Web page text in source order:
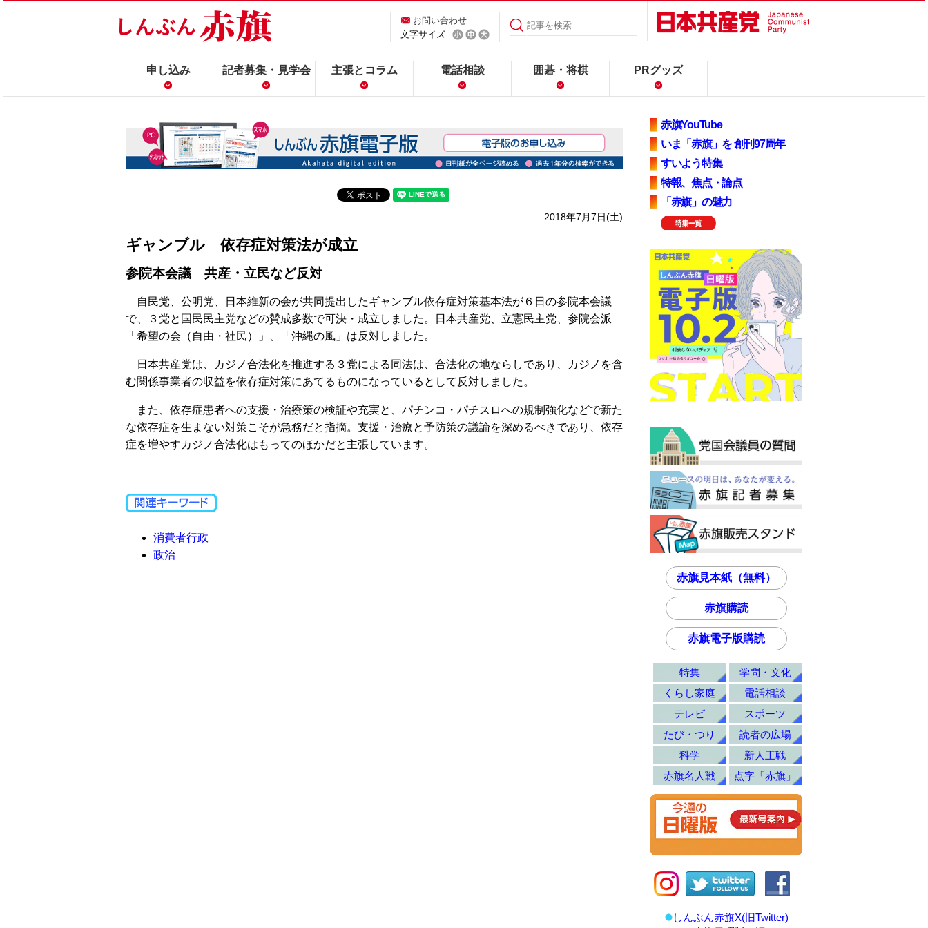
お問い合わせ
文字サイズ
申し込み 記者募集・見学会 主張とコラム 電話相談 囲碁・将棋 PRグッズ
2018年7月7日(土)
ギャンブル 依存症対策法が成立
参院本会議 共産・立民など反対
自民党、公明党、日本維新の会が共同提出したギャンブル依存症対策基本法が６日の参院本会議
で、３党と国民民主党などの賛成多数で可決・成立しました。日本共産党、立憲民主党、参院会派
「希望の会（自由・社民）」、「沖縄の風」は反対しました。
日本共産党は、カジノ合法化を推進する３党による同法は、合法化の地ならしであり、カジノを含
む関係事業者の収益を依存症対策にあてるものになっているとして反対しました。
また、依存症患者への支援・治療策の検証や充実と、パチンコ・パチスロへの規制強化などで新た
な依存症を生まない対策こそが急務だと指摘。支援・治療と予防策の議論を深めるべきであり、依存
症を増やすカジノ合法化はもってのほかだと主張しています。
消費者行政
政治
赤旗YouTube
いま「赤旗」を 創刊97周年
すいよう特集
特報、焦点・論点
「赤旗」の魅力
赤旗見本紙（無料）
赤旗購読
赤旗電子版購読
特集
学問・文化
くらし家庭
電話相談
テレビ
スポーツ
たび・つり
読者の広場
科学
新人王戦
赤旗名人戦
点字「赤旗」
しんぶん赤旗X(旧Twitter)